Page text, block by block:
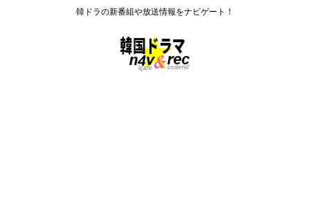
韓ドラの新番組や放送情報をナビゲート！